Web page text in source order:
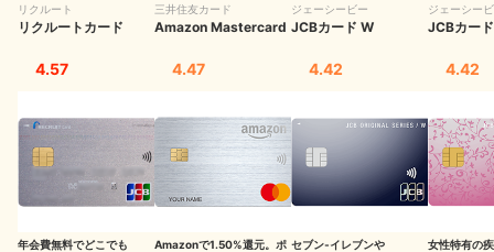
リクルート
リクルートカード
4.57
年会費無料でどこでも
三井住友カード
Amazon Mastercard
4.47
Amazonで1.50%還元。ポ
ジェーシービー
JCBカード W
4.42
セブン‐イレブンや
ジェーシー
JCBカー
4.42
女性特有の